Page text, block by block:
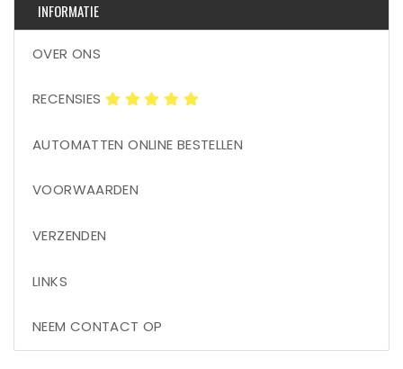
INFORMATIE
OVER ONS
RECENSIES
AUTOMATTEN ONLINE BESTELLEN
VOORWAARDEN
VERZENDEN
LINKS
NEEM CONTACT OP